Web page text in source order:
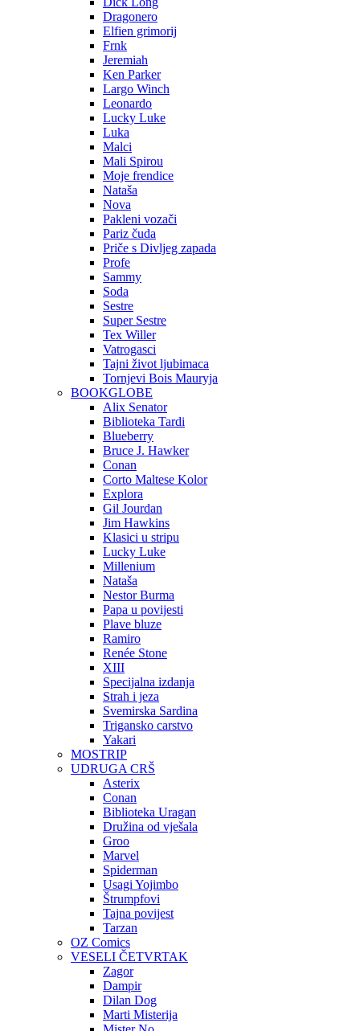
Dragonero
Elfien grimorij
Frnk
Jeremiah
Ken Parker
Largo Winch
Leonardo
Lucky Luke
Luka
Malci
Mali Spirou
Moje frendice
Nataša
Nova
Pakleni vozači
Pariz čuda
Priče s Divljeg zapada
Profe
Sammy
Soda
Sestre
Super Sestre
Tex Willer
Vatrogasci
Tajni život ljubimaca
Tornjevi Bois Mauryja
BOOKGLOBE
Alix Senator
Biblioteka Tardi
Blueberry
Bruce J. Hawker
Conan
Corto Maltese Kolor
Explora
Gil Jourdan
Jim Hawkins
Klasici u stripu
Lucky Luke
Millenium
Nataša
Nestor Burma
Papa u povijesti
Plave bluze
Ramiro
Renée Stone
XIII
Specijalna izdanja
Strah i jeza
Svemirska Sardina
Trigansko carstvo
Yakari
MOSTRIP
UDRUGA CRŠ
Asterix
Conan
Biblioteka Uragan
Družina od vješala
Groo
Marvel
Spiderman
Usagi Yojimbo
Štrumpfovi
Tajna povijest
Tarzan
OZ Comics
VESELI ČETVRTAK
Zagor
Dampir
Dilan Dog
Marti Misterija